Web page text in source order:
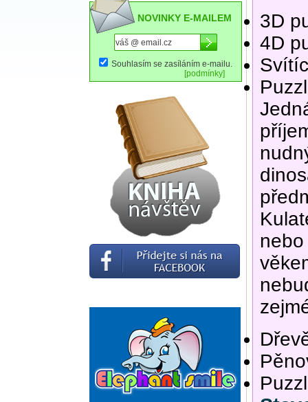
NOVINKY E-MAILEM
Souhlasím se zasíláním e-mailu.
[podmínky]
3D
4D